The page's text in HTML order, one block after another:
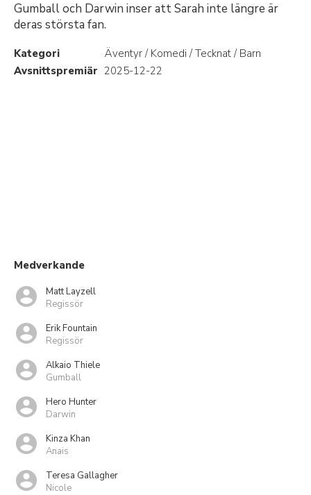
Gumball och Darwin inser att Sarah inte längre är
deras största fan.
Kategori
Äventyr / Komedi / Tecknat / Barn
Avsnittspremiär 2025-12-22
Medverkande
Matt Layzell
Regissör
Erik Fountain
Regissör
Alkaio Thiele
Gumball
Hero Hunter
Darwin
Kinza Khan
Anais
Teresa Gallagher
Nicole